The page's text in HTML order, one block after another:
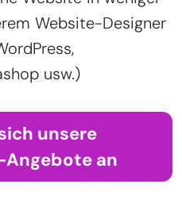
Website-Designer
usw.)
unsere
an